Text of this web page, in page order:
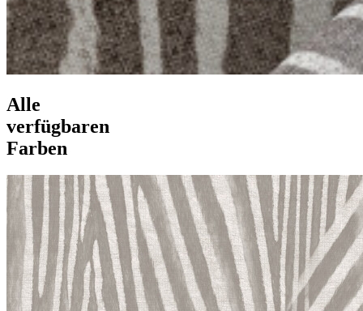
Alle
verfügbaren
Farben